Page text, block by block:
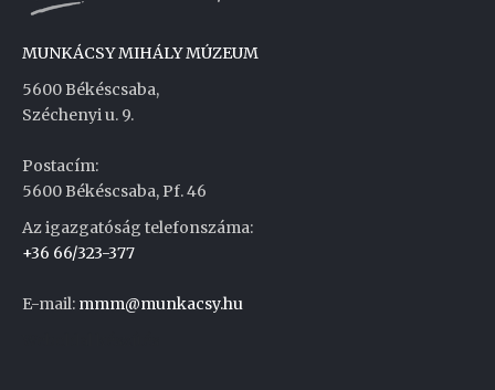
MUNKÁCSY MIHÁLY MÚZEUM
5600 Békéscsaba,
Széchenyi u. 9.
Postacím:
5600 Békéscsaba, Pf. 46
Az igazgatóság telefonszáma:
+36 66/323-377
E-mail: mmm@munkacsy.hu